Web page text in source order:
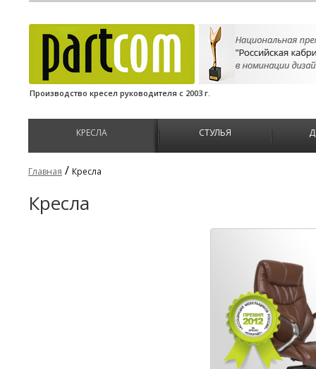
Производство кресел руководителя с 2003 г.
КРЕСЛА СТУЛЬЯ
Главная / Кресла
Кресла